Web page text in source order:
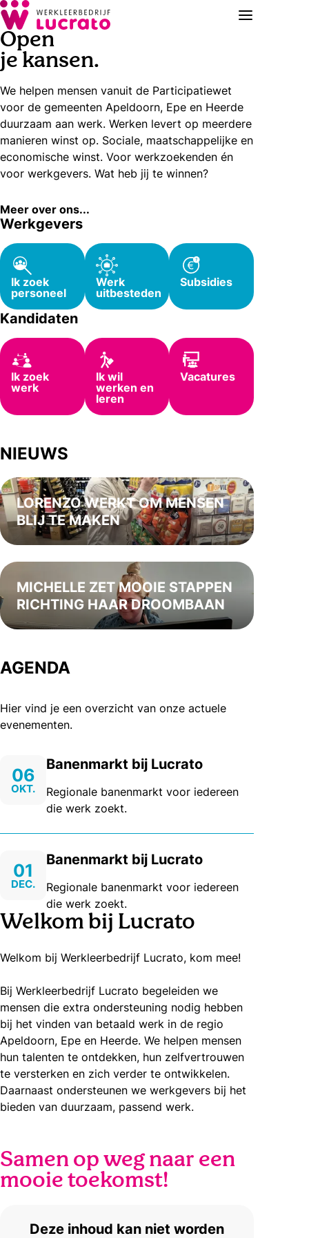
Open
je kansen.
We helpen mensen vanuit de Participatiewet
voor de gemeenten Apeldoorn, Epe en Heerde
duurzaam aan werk. Werken levert op meerdere
manieren winst op. Sociale, maatschappelijke en
economische winst. Voor werkzoekenden én
voor werkgevers. Wat heb jij te winnen?
Meer over ons...
Werkgevers
Ik zoek
personeel
Werk
uitbesteden
Subsidies
Kandidaten
Ik zoek
werk
Ik wil
werken en
leren
Vacatures
NIEUWS
LORENZO WERKT OM MENSEN
BLIJ TE MAKEN
MICHELLE ZET MOOIE STAPPEN
RICHTING HAAR DROOMBAAN
AGENDA
Hier vind je een overzicht van onze actuele
evenementen.
06
OKT.
Banenmarkt bij Lucrato
Regionale banenmarkt voor iedereen
die werk zoekt.
01
DEC.
Banenmarkt bij Lucrato
Regionale banenmarkt voor iedereen
die werk zoekt.
Welkom bij Lucrato
Welkom bij Werkleerbedrijf Lucrato, kom mee!
Bij Werkleerbedrijf Lucrato begeleiden we
mensen die extra ondersteuning nodig hebben
bij het vinden van betaald werk in de regio
Apeldoorn, Epe en Heerde. We helpen mensen
hun talenten te ontdekken, hun zelfvertrouwen
te versterken en zich verder te ontwikkelen.
Daarnaast ondersteunen we werkgevers bij het
bieden van duurzaam, passend werk.
Samen op weg naar een
mooie toekomst!
Deze inhoud kan niet worden